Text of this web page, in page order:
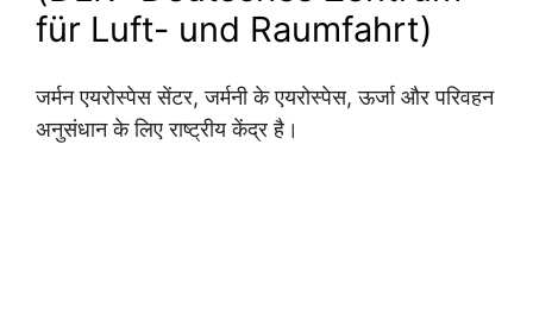
für Luft- und Raumfahrt)
जर्मन एयरोस्पेस सेंटर, जर्मनी के एयरोस्पेस, ऊर्जा और परिवहन
अनुसंधान के लिए राष्ट्रीय केंद्र है।